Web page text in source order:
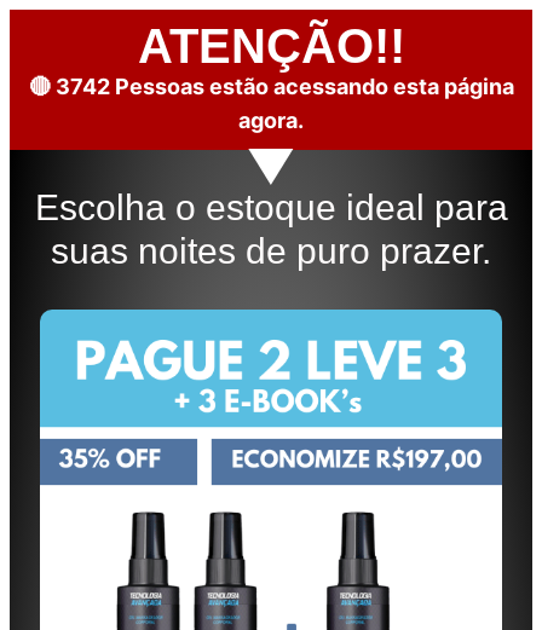
ATENÇÃO!!
🔴 3742Pessoas estão acessando esta página
agora.
Escolha o estoque ideal para
suas noites de puro prazer.